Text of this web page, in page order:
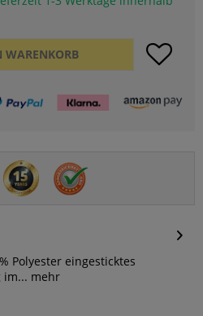
WARENKORB
Polyester eingesticktes
im... mehr